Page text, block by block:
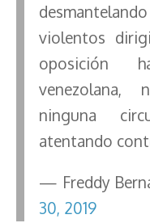
violentos
oposición
venezolana,
ninguna
atentando
— Freddy
30, 2019